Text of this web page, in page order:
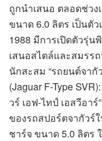
ถูกนำเสนอ ตลอดช่วง
ขนาด 6.0 ลิตร เป็นตั
1988 มีการเปิดตัวรุ่นพิ
เสนอสไตล์และสมรร
นักสะสม “รถยนต์จากั
(Jaguar F-Type
วร์ เอฟ-ไทป์ เอสวีอา
ของรถสปอร์ตจากัวร์
ชาร์จ ขนาด 5.0 ลิตร